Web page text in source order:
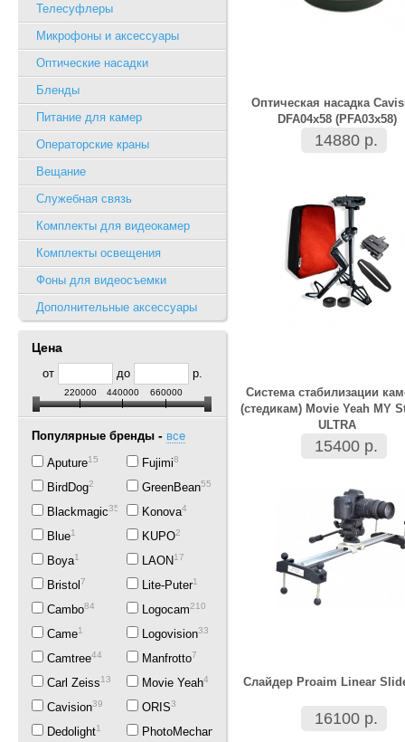
Телесуфлеры
Микрофоны и аксессуары
Оптические насадки
Бленды
Питание для камер
Операторские краны
Вещание
Служебная связь
Комплекты для видеокамер
Комплекты освещения
Фоны для видеосъемки
Дополнительные аксессуары
Цена
от до р.
220000 440000 660000
Популярные бренды - все
Aputure15
BirdDog2
Blackmagic35
Blue1
Boya1
Bristol7
Cambo84
Came1
Camtree44
Carl Zeiss13
Cavision39
Dedolight1
Fujimi8
GreenBean55
Konova4
KUPO2
LAON17
Lite-Puter1
Logocam210
Logovision33
Manfrotto7
Movie Yeah4
ORIS3
PhotoMechanics
Оптическая насадка
DFA04x58 (PFA03x58)
14880 р.
Система стабилизации
(стедикам) Movie Yeah MY
ULTRA
15400 р.
Слайдер Proaim Linear
16100 р.